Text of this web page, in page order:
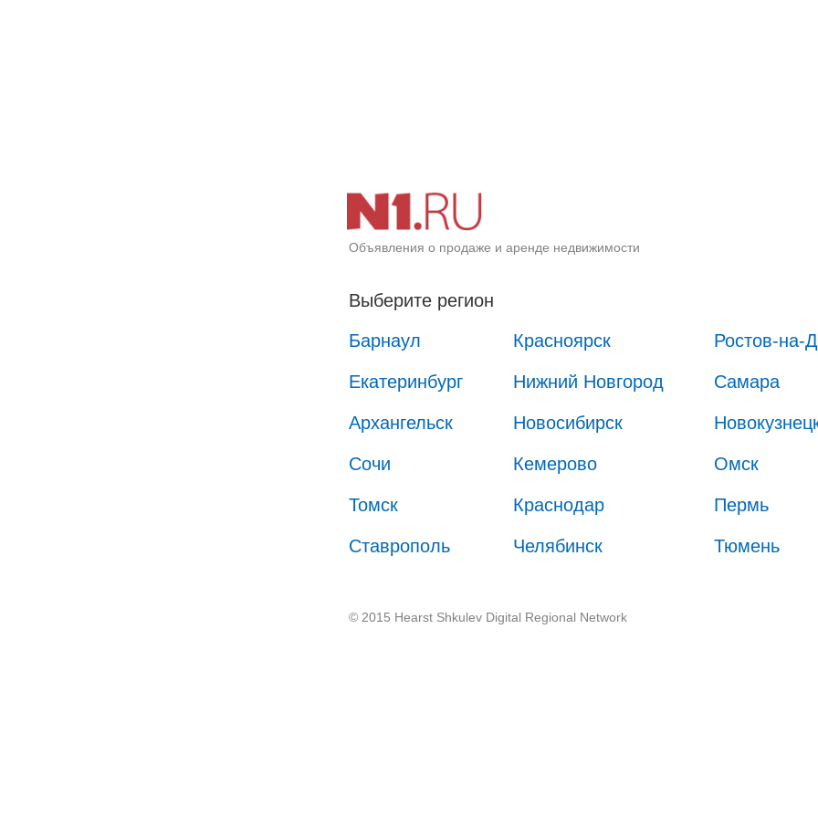
Объявления о продаже и аренде недвижимости
Выберите регион
Барнаул
Красноярск Ростов-на-
Екатеринбург Нижний Новгород Самара
Архангельск Новосибирск
Сочи Кемерово Омск
Томск Краснодар Пермь
Ставрополь Челябинск Тюмень
© 2015 Hearst Shkulev Digital Regional Network